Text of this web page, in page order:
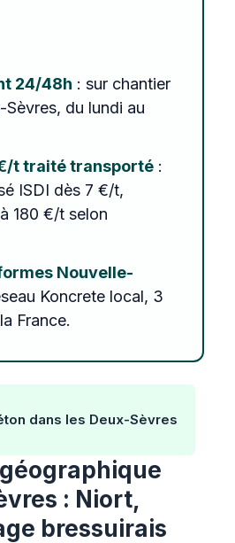
24/48h : sur chantier
Sèvres, du lundi au
t traité transporté:
ISDI dès 7 €/t,
180 €/t selon
Nouvelle-
Koncrete local, 3
France.
dans les Deux-Sèvres
: Niort,
bressuirais